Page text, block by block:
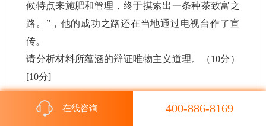
候特点来施肥和管理，终于摸索出一条种茶致富之
路。”，他的成功之路还在当地通过电视台作了宣
传。
请分析材料所蕴涵的辩证唯物主义道理。（10分）
[10分]
解析：
在线咨询 400-886-8169